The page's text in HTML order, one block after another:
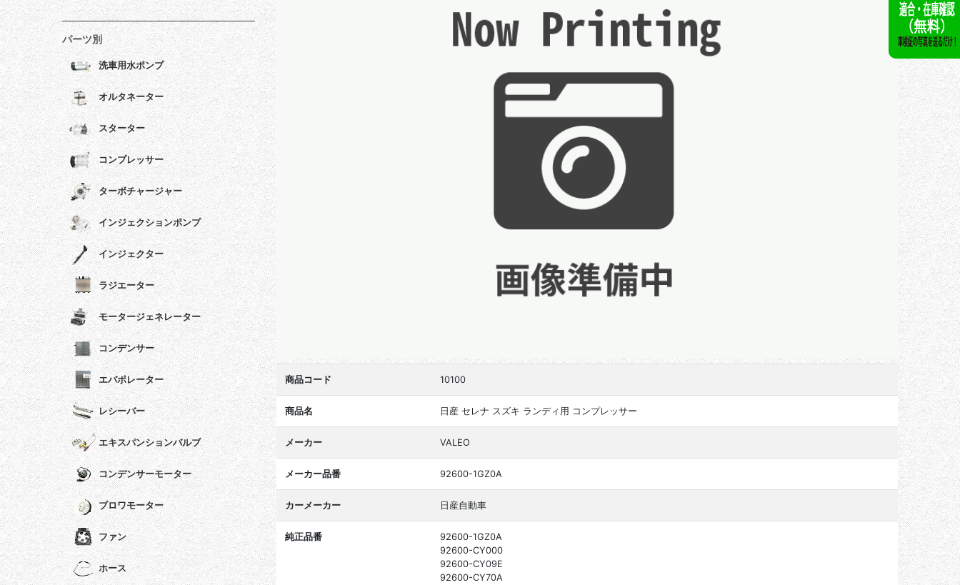
商品コード 10100
商品名 日産 セレナ スズキ ランディ用 コンプレッサー
メーカー VALEO
メーカー品番 92600-1GZ0A
カーメーカー 日産自動車
純正品番
92600-1GZ0A
92600-CY000
92600-CY09E
92600-CY70A
パーツ別
洗車用水ポンプ
オルタネーター
スターター
コンプレッサー
ターボチャージャー
インジェクションポンプ
インジェクター
ラジエーター
モータージェネレーター
コンデンサー
エバポレーター
レシーバー
エキスパンションバルブ
コンデンサーモーター
ブロワモーター
ファン
ホース